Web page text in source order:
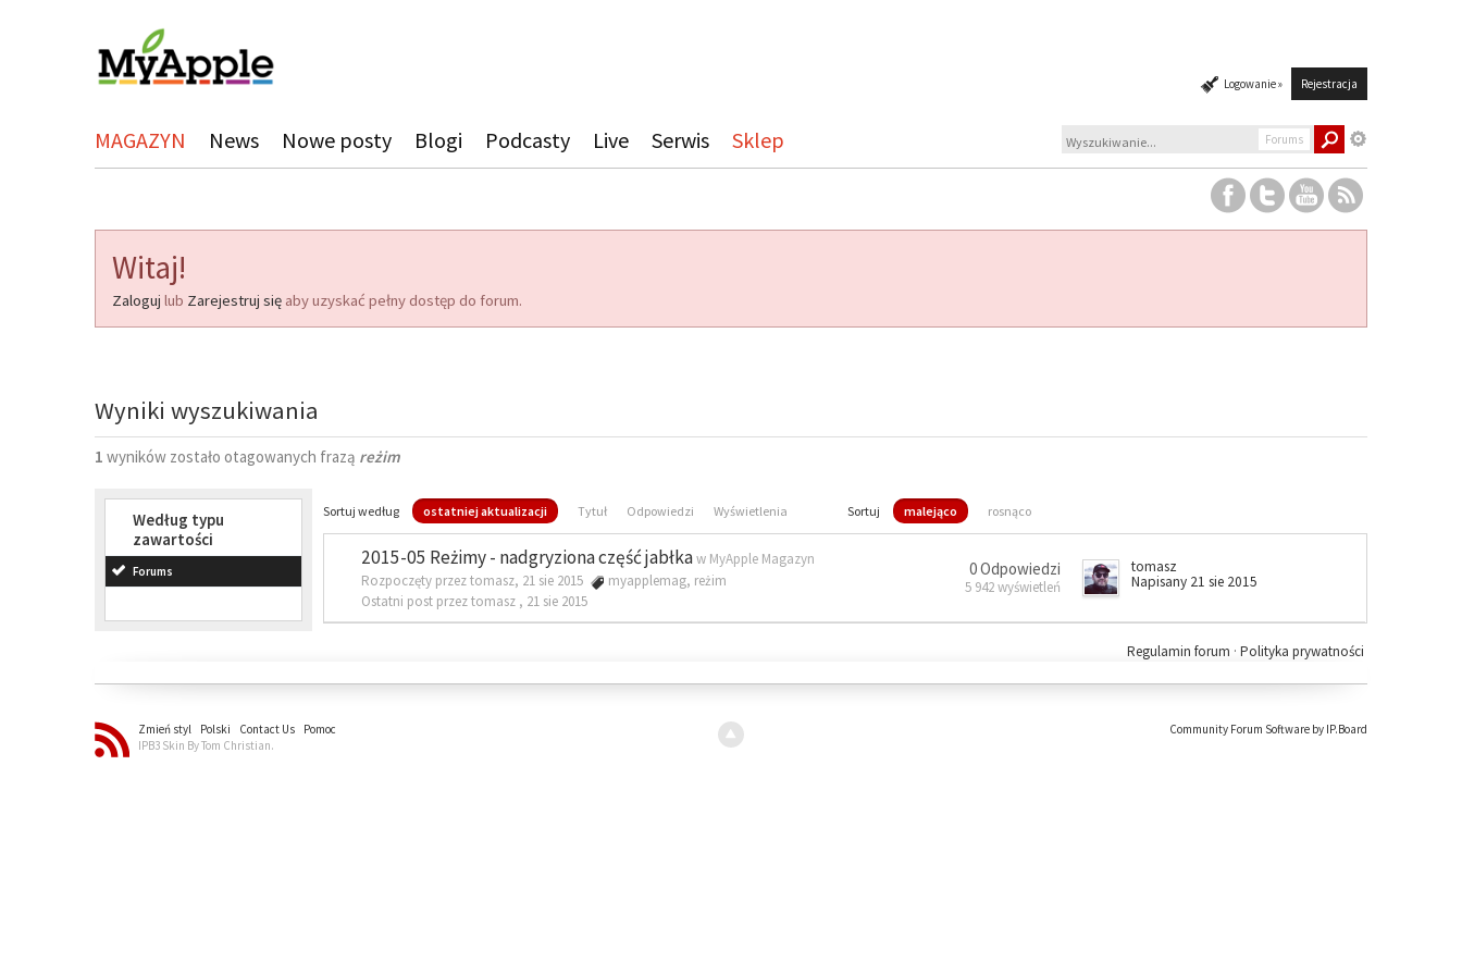
Logowanie » Rejestracja
MAGAZYN News Nowe posty Blogi Podcasty Live Serwis Sklep Forums
Witaj!
Zaloguj lub Zarejestruj się aby uzyskać pełny dostęp do forum.
Wyniki wyszukiwania
1 wyników zostało otagowanych frazą reżim
Według typu
zawartości
Forums
Sortuj według ostatniej aktualizacji Tytuł Odpowiedzi Wyświetlenia Sortuj malejąco rosnąco
2015-05 Reżimy - nadgryziona część jabłkaw MyApple Magazyn
Rozpoczęty przez tomasz, 21 sie 2015
myapplemag, reżim
Ostatni post przez tomasz , 21 sie 2015
0 Odpowiedzi
5 942 wyświetleń
tomasz
Napisany 21 sie 2015
Polityka prywatności
Regulamin forum ·
Zmień styl Polski Contact Us
Pomoc
IPB3 Skin By Tom Christian.
Community Forum Software by IP.Board